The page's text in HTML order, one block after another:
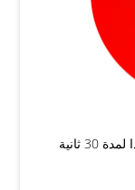
ملء خط الغطاء 30 مل وشطف الفم جيدا لمدة 30 ثانية